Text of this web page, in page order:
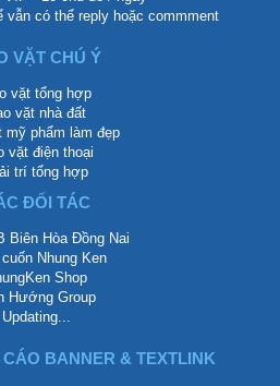
vẫn có thể reply hoặc commment
VẶT CHÚ Ý
vặt tổng hợp
vặt nhà đất
mỹ phẩm làm đẹp
vặt điện thoại
trí tổng hợp
ĐỐI TÁC
Biên Hòa Đồng Nai
Nhung Ken
Shop
Hướng Group
Updating...
BANNER & TEXTLINK